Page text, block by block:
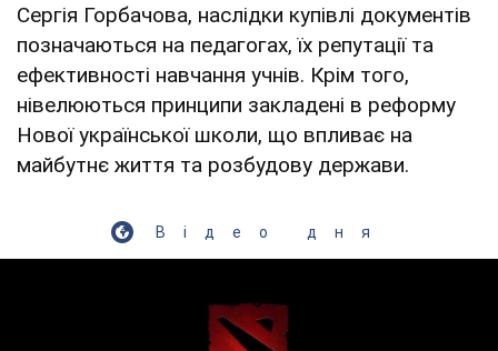
Сергія Горбачова, наслідки купівлі документів
позначаються на педагогах, їх репутації та
ефективності навчання учнів. Крім того,
нівелюються принципи закладені в реформу
Нової української школи, що впливає на
майбутнє життя та розбудову держави.
Відео дня